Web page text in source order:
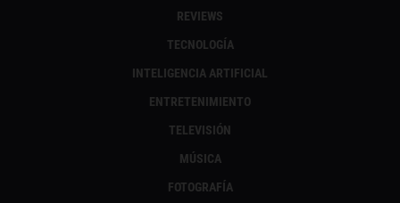
REVIEWS
TECNOLOGÍA
INTELIGENCIA ARTIFICIAL
ENTRETENIMIENTO
TELEVISIÓN
MÚSICA
FOTOGRAFÍA